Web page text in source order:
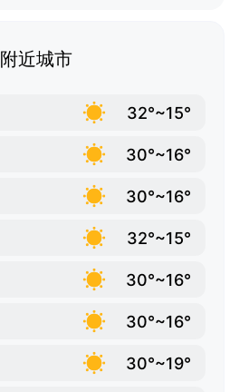
附近城市
32°~15°
30°~16°
30°~16°
32°~15°
30°~16°
30°~16°
30°~19°